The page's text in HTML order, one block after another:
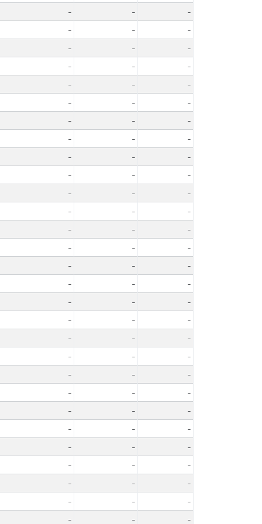
- -
-
- -
-
- -
-
- -
-
- -
-
- -
-
- -
-
- -
-
- -
-
- -
-
- -
-
- -
-
- -
-
- -
-
- -
-
- -
-
- -
-
- -
-
- -
-
- -
-
- -
-
- -
-
- -
-
- -
-
- -
-
- -
-
- -
-
- -
-
- -
-